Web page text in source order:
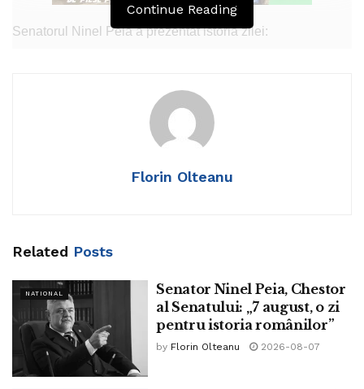
Senatorul Ninel Peia a prezentat istoria zilei:
Istoria unui Popor. Istoria românească nu poate exista fără
Muzee. La Mulți Ani, tututor muzeografilor și muzeologilor
Îi spunem La Mulți Ani, marelui compozitor român Mihai
Continue Reading
Florin Olteanu
Related Posts
NATIONAL
Senator Ninel Peia, Chestor
al Senatului: „7 august, o zi
pentru istoria românilor”
by Florin Olteanu 2026-08-07